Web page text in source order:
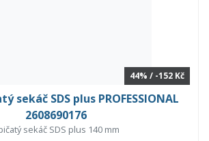
44% / -152 Kč
sekáč SDS plus PROFESSIONAL
2608690176
sekáč SDS plus 140 mm